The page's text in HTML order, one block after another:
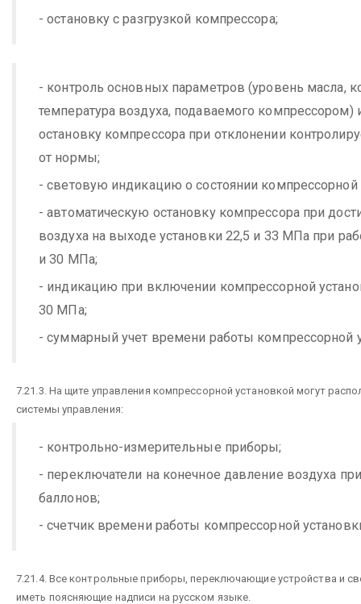
- остановку с разгрузкой компрессора;
- контроль основных параметров (уровень масла,
температура воздуха, подаваемого компрессором)
остановку компрессора при отклонении
от нормы;
- световую индикацию о состоянии компрессорной
- автоматическую остановку компрессора при
воздуха на выходе установки 22,5 и 33 МПа при
и 30 МПа;
- индикацию при включении компрессорной
30 МПа;
- суммарный учет времени работы компрессорной
7.21.3. На щите управления компрессорной установкой могут
системы управления:
- контрольно-измерительные приборы;
- переключатели на конечное давление воздуха
баллонов;
- счетчик времени работы компрессорной
7.21.4. Все контрольные приборы, переключающие устройства и
иметь поясняющие надписи на русском языке.